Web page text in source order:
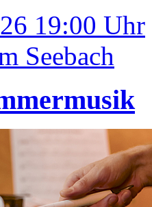
19:00 Uhr
Seebach